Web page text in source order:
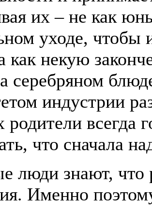
их – не как
уходе,
как некую
серебряном
индустрии
родители всегда
что сначала
люди знают, что
Именно